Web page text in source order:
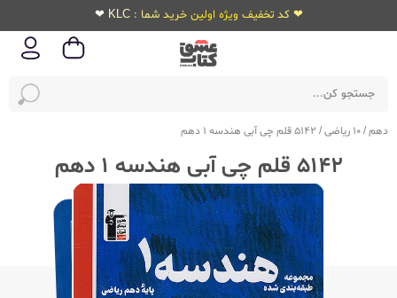
❤ کد تخفیف ویژه اولین خرید شما : KLC ❤
دهم/10 ریاضی / 5142 قلم چی آبی هندسه 1 دهم
5142 قلم چی آبی هندسه 1 دهم